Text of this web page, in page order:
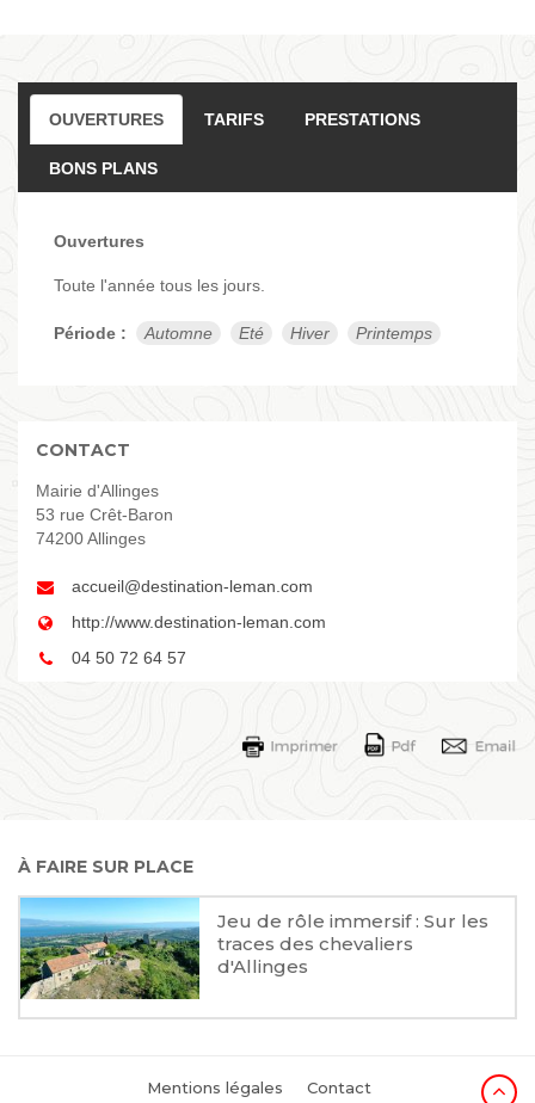
OUVERTURES TARIFS PRESTATIONS
BONS PLANS
Ouvertures
Toute l'année tous les jours.
Période : Automne Eté Hiver Printemps
CONTACT
Mairie d'Allinges
53 rue Crêt-Baron
74200 Allinges
accueil@destination-leman.com
http://www.destination-leman.com
04 50 72 64 57
À FAIRE SUR PLACE
Jeu de rôle immersif : Sur les
traces des chevaliers
d'Allinges
Mentions légales Contact